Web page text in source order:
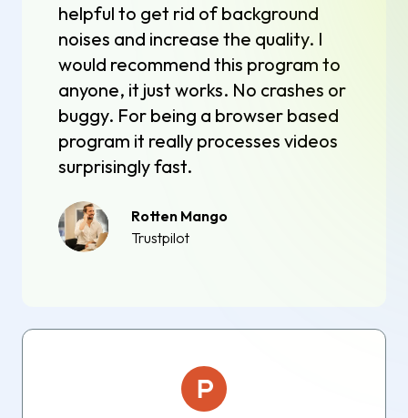
helpful to get rid of background
noises and increase the quality. I
would recommend this program to
anyone, it just works. No crashes or
buggy. For being a browser based
program it really processes videos
surprisingly fast.
Rotten Mango
Trustpilot